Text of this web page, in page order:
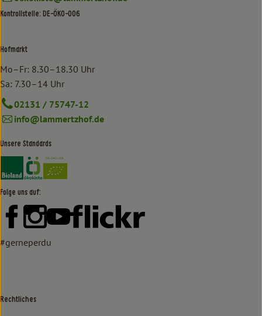
Kontrollstelle: DE-ÖKO-006
Hofmarkt
Mo–Fr: 8.30–18.30 Uhr
Sa: 7.30–14 Uhr
02131 / 75747-12
info@lammertzhof.de
Unsere Standards
Externer Link zu https://www.bioland.de/verbraucher
Externer Link zu https://www.oekokiste.de/
Folge uns auf:
Externer Link zu https://www.facebook.com/lammertzhof/
Externer Link zu https://www.instagram.com/
Externer Link zu https://www.youtube.com/
Externer Link zu https://
#gerneperdu
Rechtliches